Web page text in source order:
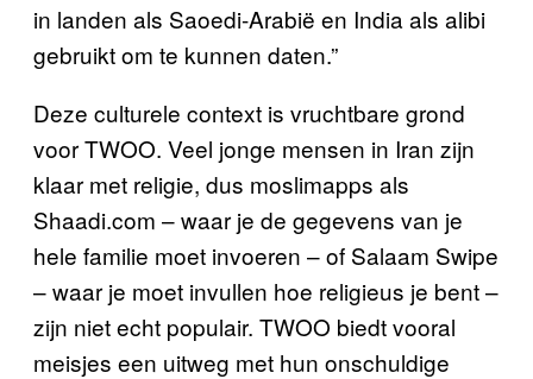
in landen als Saoedi-Arabië en India als alibi
gebruikt om te kunnen daten.”
Deze culturele context is vruchtbare grond
voor TWOO. Veel jonge mensen in Iran zijn
klaar met religie, dus moslimapps als
Shaadi.com – waar je de gegevens van je
hele familie moet invoeren – of Salaam Swipe
– waar je moet invullen hoe religieus je bent –
zijn niet echt populair. TWOO biedt vooral
meisjes een uitweg met hun onschuldige